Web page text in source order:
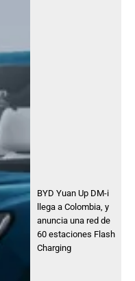
BYD Yuan Up DM-i
llega a Colombia, y
anuncia una red de
60 estaciones Flash
Charging